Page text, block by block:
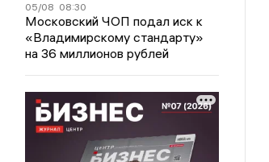
05/08 08:30
Московский ЧОП подал иск к
«Владимирскому стандарту»
на 36 миллионов рублей